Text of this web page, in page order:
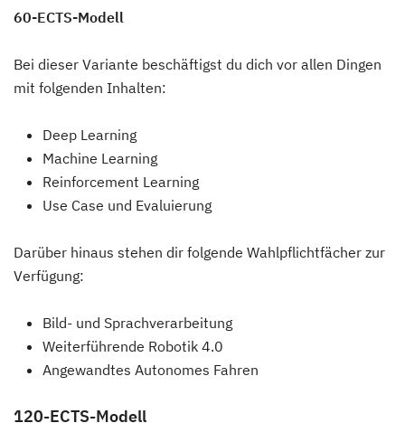
60-ECTS-Modell
Bei dieser Variante beschäftigst du dich vor allen Dingen
mit folgenden Inhalten:
Deep Learning
Machine Learning
Reinforcement Learning
Use Case und Evaluierung
Darüber hinaus stehen dir folgende Wahlpflichtfächer zur
Verfügung:
Bild- und Sprachverarbeitung
Weiterführende Robotik 4.0
Angewandtes Autonomes Fahren
120-ECTS-Modell